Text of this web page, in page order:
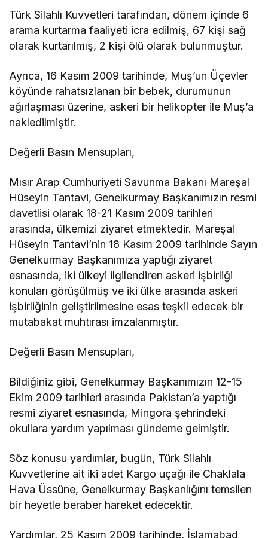
Türk Silahlı Kuvvetleri tarafından, dönem içinde 6
arama kurtarma faaliyeti icra edilmiş, 67 kişi sağ
olarak kurtarılmış, 2 kişi ölü olarak bulunmuştur.
Ayrıca, 16 Kasım 2009 tarihinde, Muş’un Üçevler
köyünde rahatsızlanan bir bebek, durumunun
ağırlaşması üzerine, askeri bir helikopter ile Muş’a
nakledilmiştir.
Değerli Basın Mensupları,
Mısır Arap Cumhuriyeti Savunma Bakanı Mareşal
Hüseyin Tantavi, Genelkurmay Başkanımızın resmi
davetlisi olarak 18-21 Kasım 2009 tarihleri
arasında, ülkemizi ziyaret etmektedir. Mareşal
Hüseyin Tantavi’nin 18 Kasım 2009 tarihinde Sayın
Genelkurmay Başkanımıza yaptığı ziyaret
esnasında, iki ülkeyi ilgilendiren askeri işbirliği
konuları görüşülmüş ve iki ülke arasında askeri
işbirliğinin geliştirilmesine esas teşkil edecek bir
mutabakat muhtırası imzalanmıştır.
Değerli Basın Mensupları,
Bildiğiniz gibi, Genelkurmay Başkanımızın 12-15
Ekim 2009 tarihleri arasında Pakistan’a yaptığı
resmi ziyaret esnasında, Mingora şehrindeki
okullara yardım yapılması gündeme gelmiştir.
Söz konusu yardımlar, bugün, Türk Silahlı
Kuvvetlerine ait iki adet Kargo uçağı ile Chaklala
Hava Üssüne, Genelkurmay Başkanlığını temsilen
bir heyetle beraber hareket edecektir.
Yardımlar, 25 Kasım 2009 tarihinde, İslamabad